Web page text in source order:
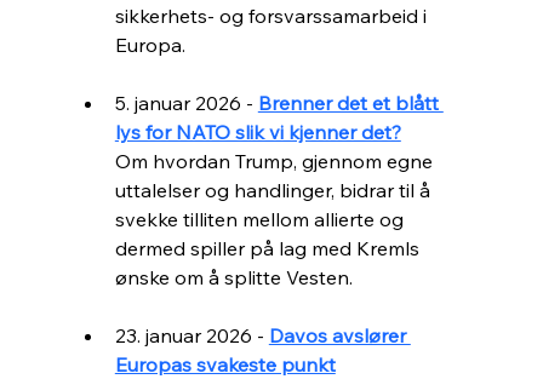
sikkerhets- og forsvarssamarbeid i
Europa.
5. januar 2026 - Brenner det et blått
lys for NATO slik vi kjenner det?
Om hvordan Trump, gjennom egne
uttalelser og handlinger, bidrar til å
svekke tilliten mellom allierte og
dermed spiller på lag med Kremls
ønske om å splitte Vesten.
23. januar 2026 - Davos avslører
Europas svakeste punkt